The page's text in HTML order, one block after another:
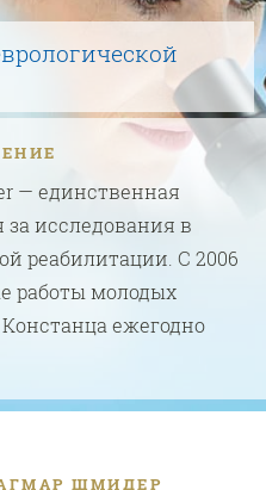
— единственная
исследования в
реабилитации. С 2006
работы молодых
ежегодно
ШМИДЕР